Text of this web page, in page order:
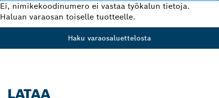
Ei, nimikekoodinumero ei vastaa työkalun tietoja.
Haluan varaosan toiselle tuotteelle.
Haku varaosaluettelosta
LATAA